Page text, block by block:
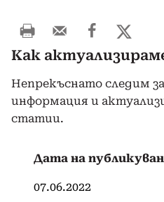
Как
Непрекъснато следим
информация и
статии.
Дата на
07.06.2022